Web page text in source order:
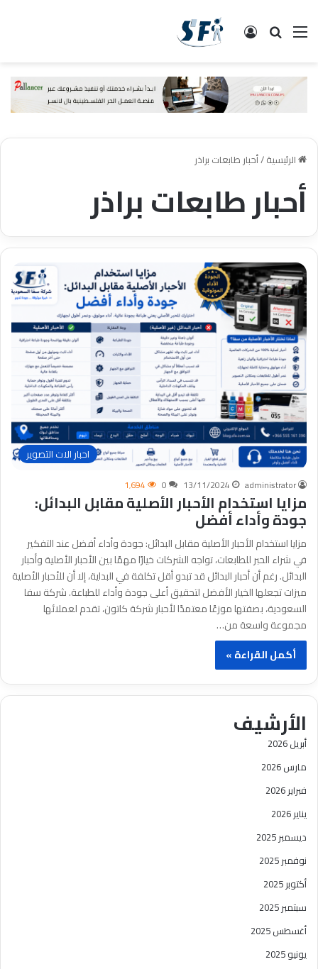
القائمة البحث تسجيل الدخول
الرئيسية/أحبار طابعات براذر
أحبار طابعات براذر
احبار الات التصوير
administrator
13/11/2024
0 1٬694
مزايا استخدام الأحبار الأصلية مقابل البدائل:
جودة وأداء أفضل
مزايا استخدام الأحبار الأصلية مقابل البدائل: جودة وأداء أفضل عند التفكير
في شراء الحبر للطابعات، تواجه الشركات خيارًا مهمًا بين الأحبار الأصلية وأحبار
البدائل. رغم أن أحبار البدائل قد تبدو أقل تكلفة في البداية، إلا أن للأحبار الأصلية
ميزات تجعلها الخيار الأفضل لتحقيق أعلى جودة وأداء للطباعة. شركة سفا
السعودية، بصفتها موزعًا معتمدًا لأحبار شركة كاتون، تقدم لعملائها
مجموعة واسعة من…
أكمل القراءة »
الأرشيف
أبريل 2026
مارس 2026
فبراير 2026
يناير 2026
ديسمبر 2025
نوفمبر 2025
أكتوبر 2025
سبتمبر 2025
أغسطس 2025
يونيو 2025